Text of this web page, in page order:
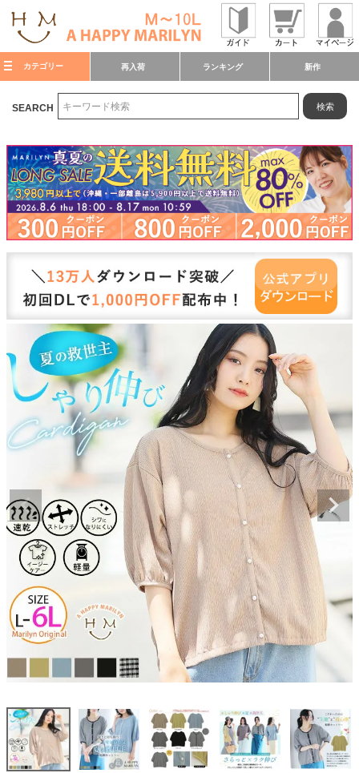
カテゴリー 再入荷 ランキング 新作
SEARCH 検索